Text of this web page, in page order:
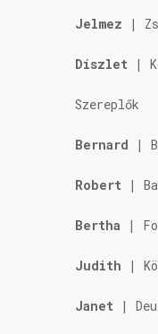
Jelmez |
Díszlet |
Szereplők
Bernard |
Robert |
Bertha |
Judith |
Janet |